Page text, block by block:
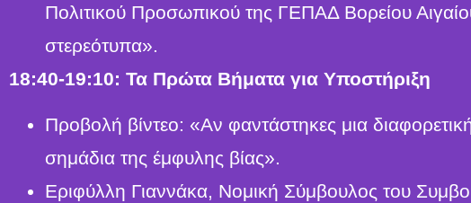
Πολιτικού Προσωπικού της ΓΕΠΑΔ Βορείου
στερεότυπα».
18:40-19:10: Τα Πρώτα Βήματα για Υποστήριξη
Προβολή βίντεο: «Αν φαντάστηκες μια
σημάδια της έμφυλης βίας».
Εριφύλλη Γιαννάκα, Νομική Σύμβουλος του